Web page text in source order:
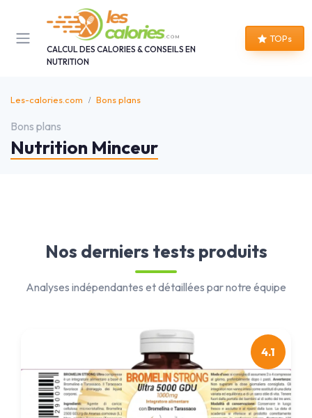
CALCUL DES CALORIES & CONSEILS EN
NUTRITION
TOPs
Les-calories.com Bons plans
Bons plans
Nutrition Minceur
Nos derniers tests produits
Analyses indépendantes et détaillées par notre équipe
4.1
Panneau de gestion des cookies